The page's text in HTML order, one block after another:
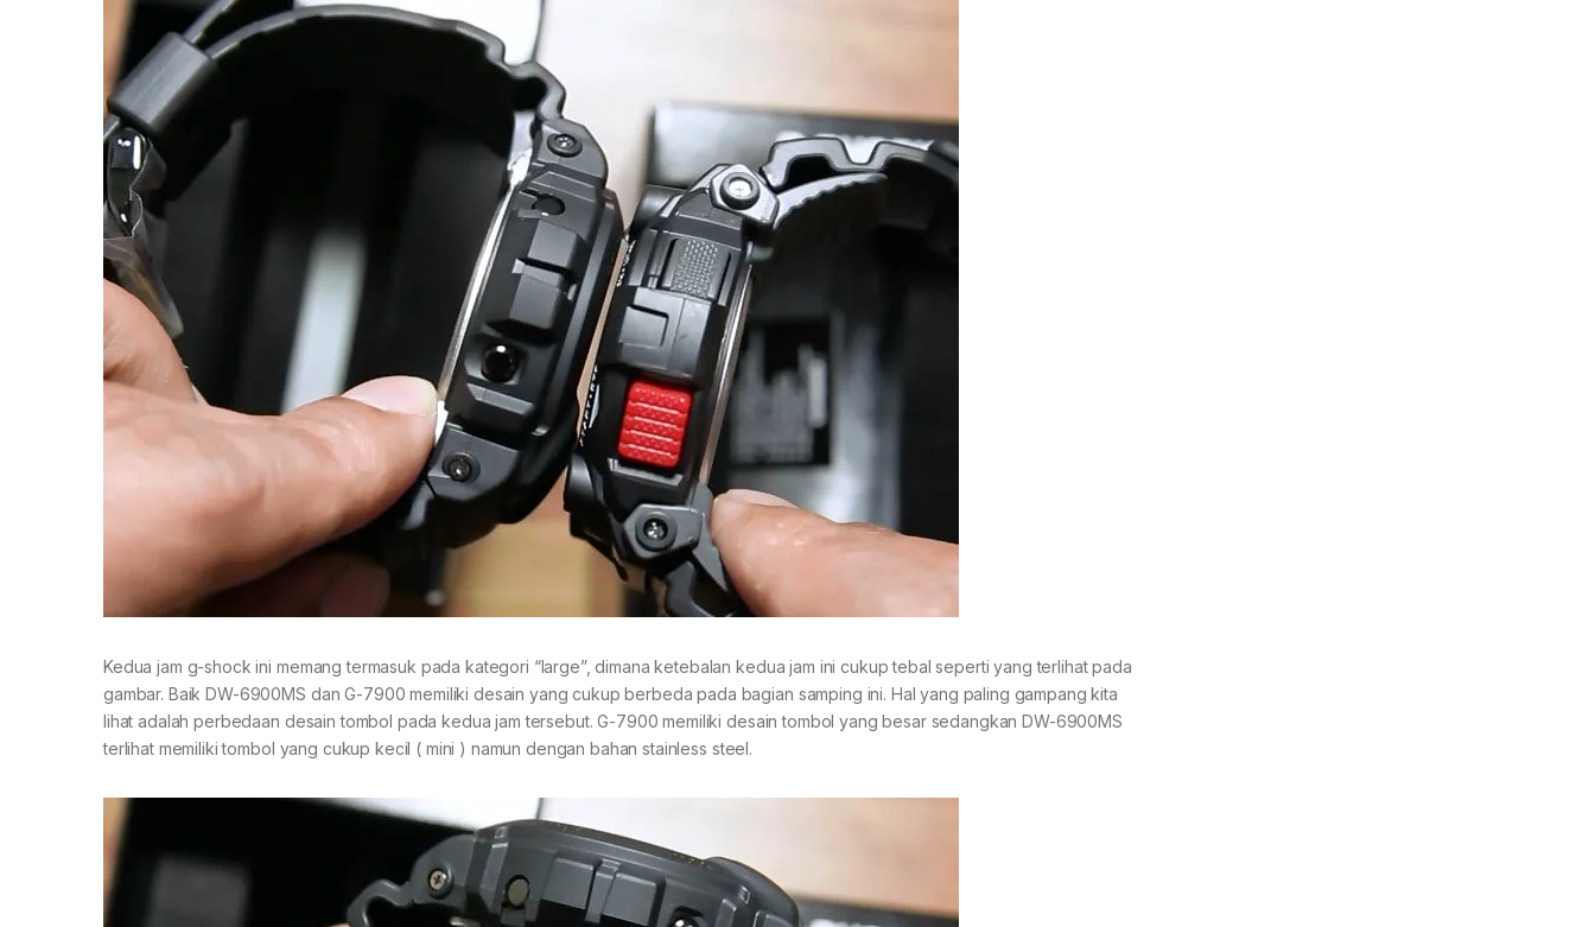
Kedua jam g-shock ini memang termasuk pada kategori “large”, dimana ketebalan kedua jam ini cukup tebal seperti yang terlihat pada
gambar. Baik DW-6900MS dan G-7900 memiliki desain yang cukup berbeda pada bagian samping ini. Hal yang paling gampang kita
lihat adalah perbedaan desain tombol pada kedua jam tersebut. G-7900 memiliki desain tombol yang besar sedangkan DW-6900MS
terlihat memiliki tombol yang cukup kecil ( mini ) namun dengan bahan stainless steel.